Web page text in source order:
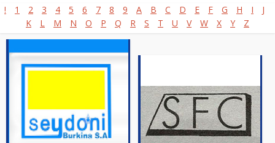
! 1 2 3 4 5 6 7 8 9 A B C D E F G H I
J
K
L M N O P Q R S T U V W X Y Z